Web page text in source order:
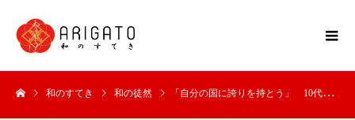
和のすてき 和の徒然 「自分の国に誇りを持とう」 10代の声